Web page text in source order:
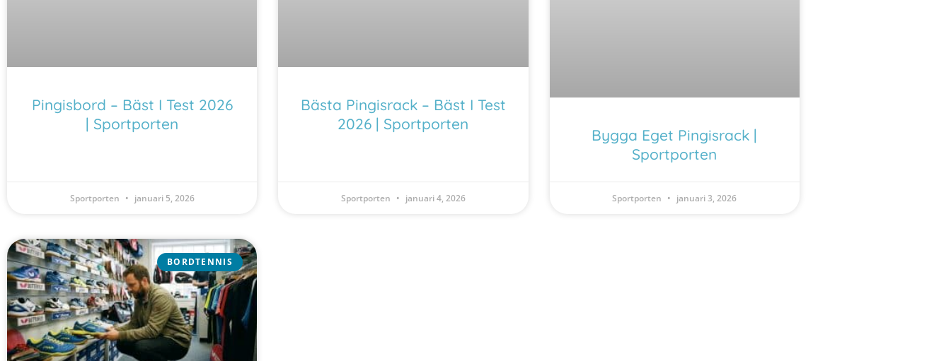
Pingisbord – Bäst I Test 2026
| Sportporten
Sportporten januari 5, 2026
Bästa Pingisrack – Bäst I Test
2026 | Sportporten
Sportporten januari 4, 2026
Bygga Eget Pingisrack |
Sportporten
Sportporten januari 3, 2026
BORDTENNIS